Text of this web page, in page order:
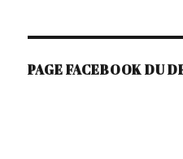
PAGE FACEBOOK DU